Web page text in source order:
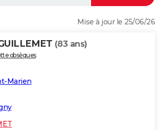
Mise à jour le 25/06/26
(83 ans)
obsèques
Marien